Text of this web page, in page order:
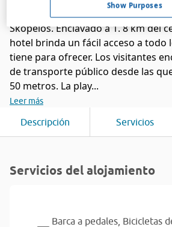
Este cómodo hotel gay friendly
Skopelos. Enclavado a 1. 8 km del
hotel brinda un fácil acceso a todo
tiene para ofrecer. Los visitantes
de transporte público desde las
50 metros. La play...
Leer más
Descripción Servicios
Servicios del alojamiento
Barca a pedales, Bicicletas
Show Purposes